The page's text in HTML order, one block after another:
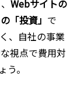
Webサイトの
「投資」 で
、自社の事業
視点で費用対
。